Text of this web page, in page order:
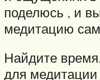
поделюсь , и
медитацию
Найдите
для медитации